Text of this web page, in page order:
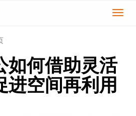
切
如何借助灵活
进空间再利用